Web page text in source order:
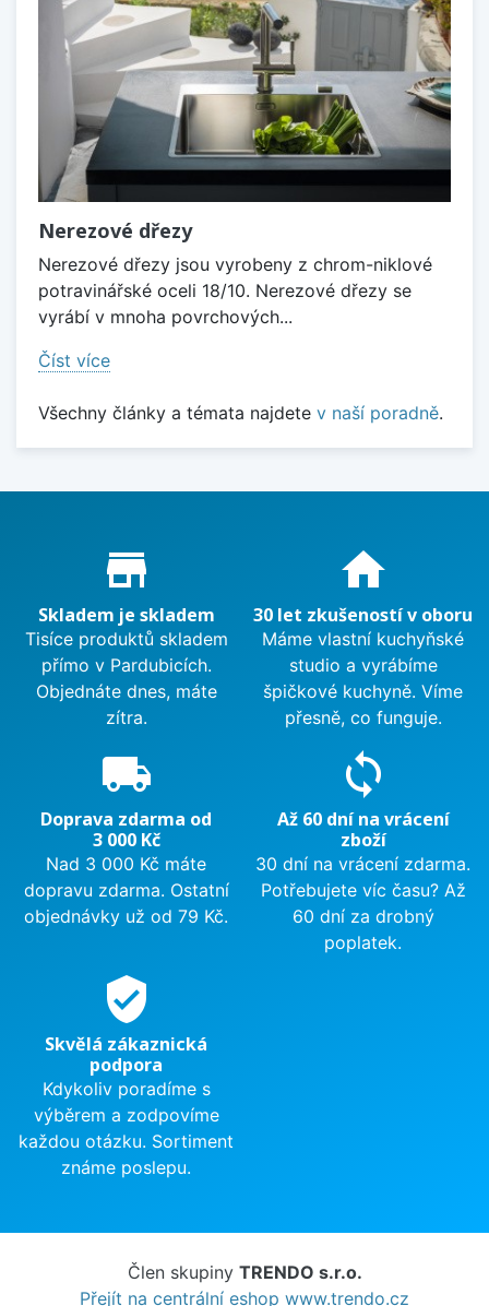
Nerezové dřezy
Nerezové dřezy jsou vyrobeny z chrom-niklové
potravinářské oceli 18/10. Nerezové dřezy se
vyrábí v mnoha povrchových...
Číst více
Všechny články a témata najdete v naší poradně.
Proč nakupovat u nás?
store_mall_directory
Skladem je skladem
Tisíce produktů skladem
přímo v Pardubicích.
Objednáte dnes, máte
zítra.
home
30 let zkušeností v oboru
Máme vlastní kuchyňské
studio a vyrábíme
špičkové kuchyně. Víme
přesně, co funguje.
local_shipping
Doprava zdarma od
3 000 Kč
Nad 3 000 Kč máte
dopravu zdarma. Ostatní
objednávky už od 79 Kč.
sync
Až 60 dní na vrácení
zboží
30 dní na vrácení zdarma.
Potřebujete víc času? Až
60 dní za drobný
poplatek.
verified_user
Skvělá zákaznická
podpora
Kdykoliv poradíme s
výběrem a zodpovíme
každou otázku. Sortiment
známe poslepu.
Člen skupiny TRENDO s.r.o.
Přejít na centrální eshop www.trendo.cz